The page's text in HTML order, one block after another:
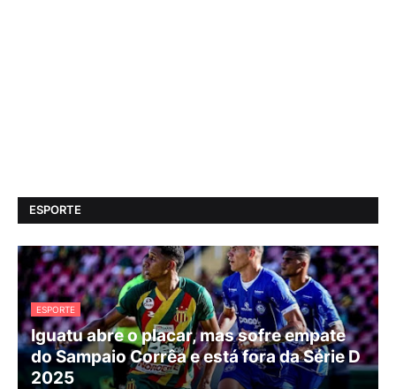
ESPORTE
ESPORTE
Iguatu abre o placar, mas sofre empate
do Sampaio Corrêa e está fora da Série D
2025